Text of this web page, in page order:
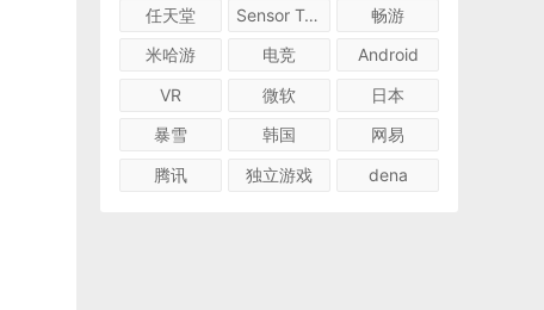
任天堂
Sensor Tower
畅游
米哈游
电竞
Android
VR
微软
日本
暴雪
韩国
网易
腾讯
独立游戏 dena